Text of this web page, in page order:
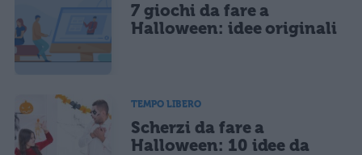
Ho letto e acconsento l'informativasulla privacy
Acconsento all'uso dei miei dati da parte di terzi per finalità di
marketing diretto con modalità automatizzate o tradizionali
CONFERMA E PUBBLICA
7 giochi da fare a
Halloween: idee originali
TEMPO LIBERO
Scherzi da fare a
Halloween: 10 idee da